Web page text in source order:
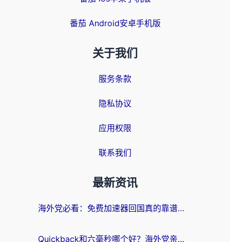
番茄 Android安卓手机版
关于我们
服务条款
隐私协议
应用权限
联系我们
最新资讯
海外党必看：免费加速器回国真的靠谱吗？3步教你选到好用的归雁替代
Quickback和六毫秒哪个好？海外党亲测：选对回国加速器，无缝刷剧办公不再愁